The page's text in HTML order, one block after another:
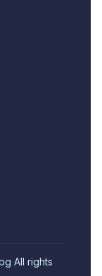
All rights